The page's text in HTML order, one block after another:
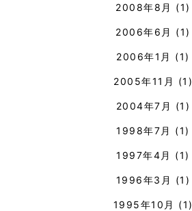
2008年8月 (1)
2006年6月 (1)
2006年1月 (1)
2005年11月 (1)
2004年7月 (1)
1998年7月 (1)
1997年4月 (1)
1996年3月 (1)
1995年10月 (1)